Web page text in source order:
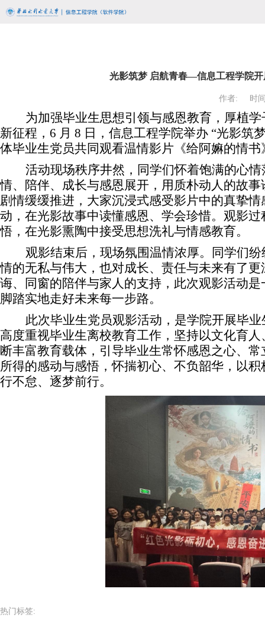
光影筑梦 启航青春—信息工程学院
作者: 时
为加强毕业生思想引领与感恩教育，厚植
新征程， 6 月 8 日，信息工程学院举办 “光影筑
体毕业生党员共同观看温情影片《给阿嫲的情书
活动现场秩序井然，同学们怀着饱满的心
情、陪伴、成长与感恩展开，用质朴动人的故
剧情缓缓推进，大家沉浸式感受影片中的真挚
动，在光影故事中读懂感恩、学会珍惜。观影
悟，在光影熏陶中接受思想洗礼与情感教育。
观影结束后，现场氛围温情浓厚。同学们
情的无私与伟大，也对成长、责任与未来有了
诲、同窗的陪伴与家人的支持，此次观影活动
脚踏实地走好未来每一步路。
此次毕业生党员观影活动，是学院开展毕
高度重视毕业生离校教育工作，坚持以文化育
断丰富教育载体，引导毕业生常怀感恩之心、
所得的感动与感悟，怀揣初心、不负韶华，以
行不怠、逐梦前行。
热门标签: